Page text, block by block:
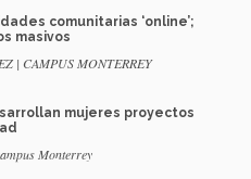
comunitarias ‘online’;
masivos
| CAMPUS MONTERREY
mujeres proyectos
Monterrey